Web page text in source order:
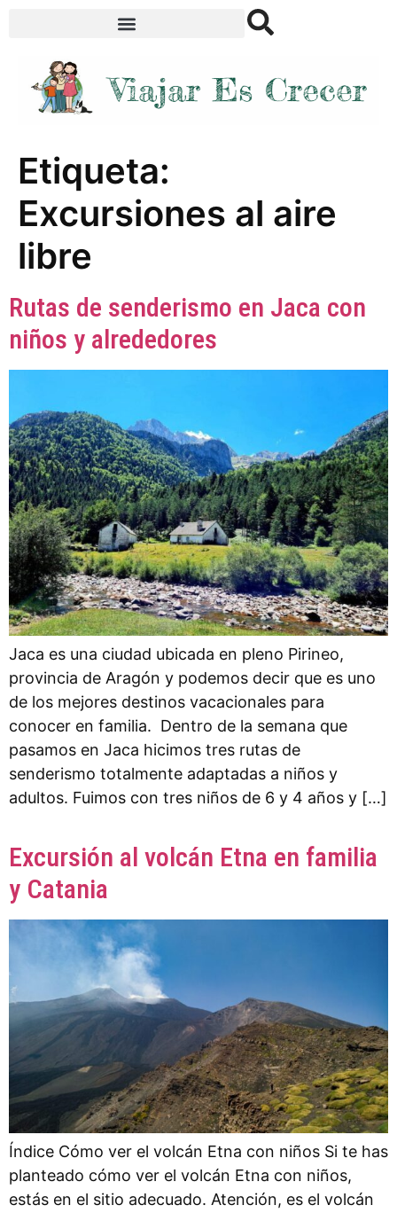
Etiqueta:
Excursiones al aire
libre
Rutas de senderismo en Jaca con
niños y alrededores
Jaca es una ciudad ubicada en pleno Pirineo,
provincia de Aragón y podemos decir que es uno
de los mejores destinos vacacionales para
conocer en familia. Dentro de la semana que
pasamos en Jaca hicimos tres rutas de
senderismo totalmente adaptadas a niños y
adultos. Fuimos con tres niños de 6 y 4 años y […]
Excursión al volcán Etna en familia
y Catania
Índice Cómo ver el volcán Etna con niños Si te has
planteado cómo ver el volcán Etna con niños,
estás en el sitio adecuado. Atención, es el volcán